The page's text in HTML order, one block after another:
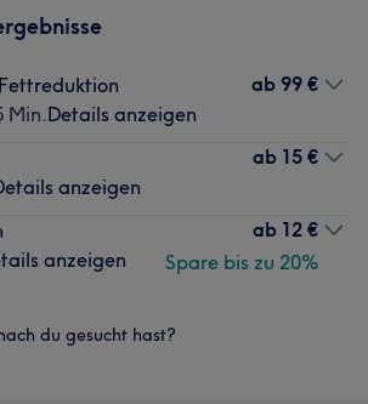
Min.Details anzeigen
ab 99 €
anzeigen
ab 15 €
anzeigen
ab 12 €
Spare bis zu 20%
du gesucht hast?